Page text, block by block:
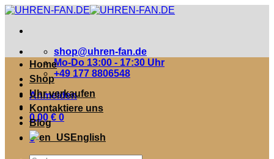
Zum
springen
shop@uhren-fan.de
Mo-Do 13:00 - 17:30 Uhr
+49 177 8806548
Anmelden
0,00 € 0
0
Home
Shop
Uhr verkaufen
Kontaktiere uns
Blog
English